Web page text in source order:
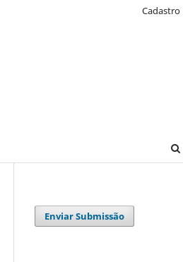
Cadastro
Enviar Submissão